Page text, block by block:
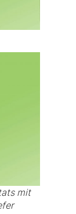
mit